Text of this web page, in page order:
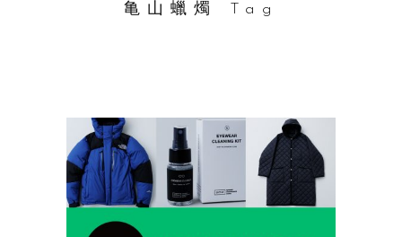
亀山蠟燭 Tag